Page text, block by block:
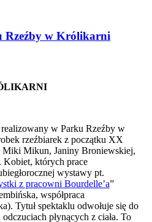
Rzeźby w Królikarni
w Parku Rzeźby w
rzeźbiarek z początku XX
Mikun, Janiny Broniewskiej,
których prace
wystawy pt.
z pracowni Bourdelle’a”
współpraca
Tytuł spektaklu odwołuje się do
płynących z ciała. To